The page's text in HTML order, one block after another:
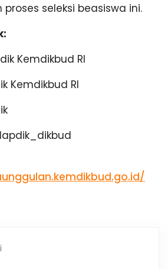
seleksi beasiswa ini.
Kemdikbud RI
Kemdikbud RI